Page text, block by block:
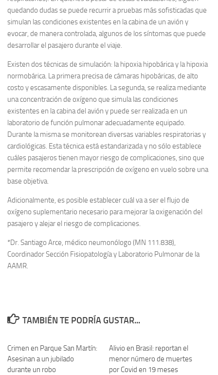
quedando dudas se puede recurrir a pruebas más sofisticadas que
simulan las condiciones existentes en la cabina de un avión y
evocar, de manera controlada, algunos de los síntomas que puede
desarrollar el pasajero durante el viaje.
Existen dos técnicas de simulación: la hipoxia hipobárica y la hipoxia
normobárica. La primera precisa de cámaras hipobáricas, de alto
costo y escasamente disponibles. La segunda, se realiza mediante
una concentración de oxígeno que simula las condiciones
existentes en la cabina del avión y puede ser realizada en un
laboratorio de función pulmonar adecuadamente equipado.
Durante la misma se monitorean diversas variables respiratorias y
cardiológicas. Esta técnica está estandarizada y no sólo establece
cuáles pasajeros tienen mayor riesgo de complicaciones, sino que
permite recomendar la prescripción de oxígeno en vuelo sobre una
base objetiva.
Adicionalmente, es posible establecer cuál va a ser el flujo de
oxígeno suplementario necesario para mejorar la oxigenación del
pasajero y alejar el riesgo de complicaciones.
*Dr. Santiago Arce, médico neumonólogo (MN 111.838),
Coordinador Sección Fisiopatología y Laboratorio Pulmonar de la
AAMR.
TAMBIÉN TE PODRÍA GUSTAR...
Crimen en Parque San Martín:
Asesinan a un jubilado
durante un robo
Alivio en Brasil: reportan el
menor número de muertes
por Covid en 19 meses